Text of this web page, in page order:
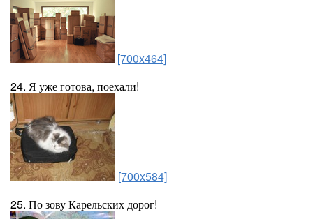
[700x464]
24. Я уже готова, поехали!
[700x584]
25. По зову Карельских дорог!